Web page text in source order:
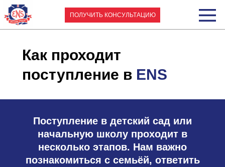
ПОЛУЧИТЬ КОНСУЛЬТАЦИЮ
Как проходит
поступление в ENS
Поступление в детский сад или
начальную школу проходит в
несколько этапов. Нам важно
познакомиться с семьёй, ответить